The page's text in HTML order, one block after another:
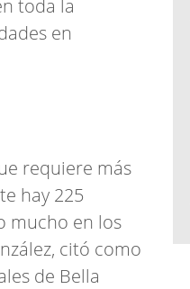
toda la
en
requiere más
hay 225
mucho en los
citó como
de Bella